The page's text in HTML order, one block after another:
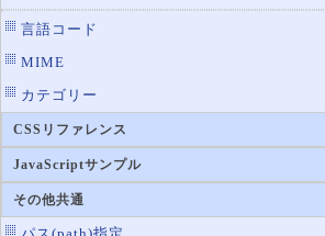
言語コード
MIME
カテゴリー
CSSリファレンス
JavaScriptサンプル
その他共通